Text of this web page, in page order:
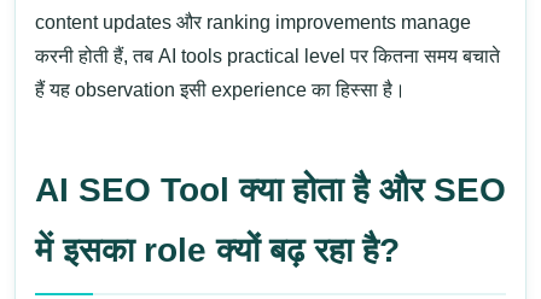
content updates और ranking improvements manage
करनी होती हैं, तब AI tools practical level पर कितना समय बचाते
हैं यह observation इसी experience का हिस्सा है।
AI SEO Tool क्या होता है और SEO
में इसका role क्यों बढ़ रहा है?